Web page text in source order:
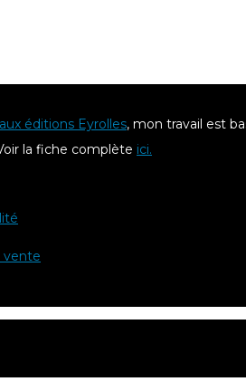
éditions Eyrolles, mon travail est
la fiche complète ici.
vente